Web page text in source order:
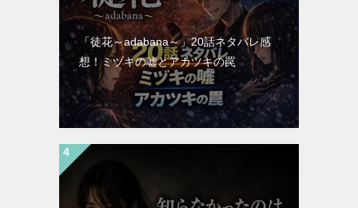
「徒花～adabana～」20話ネタバレ感
想！ミヅキの嘘とアカツキの罠